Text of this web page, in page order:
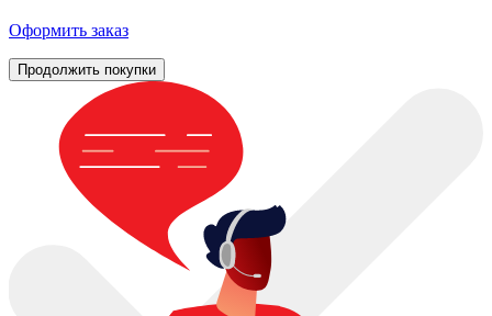
Оформить заказ
Продолжить покупки